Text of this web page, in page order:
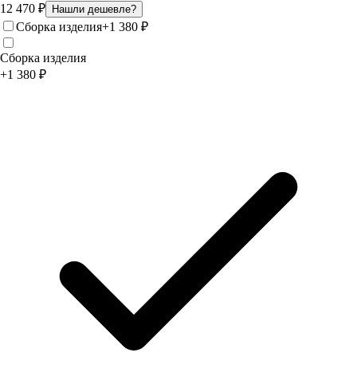
12 470 ₽ Нашли дешевле?
Сборка изделия+1 380 ₽
Сборка изделия
+1 380 ₽